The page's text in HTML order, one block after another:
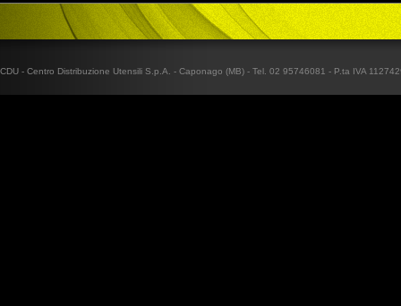
CDU - Centro Distribuzione Utensili S.p.A. - Caponago (MB) - Tel. 02 95746081 - P.ta IVA